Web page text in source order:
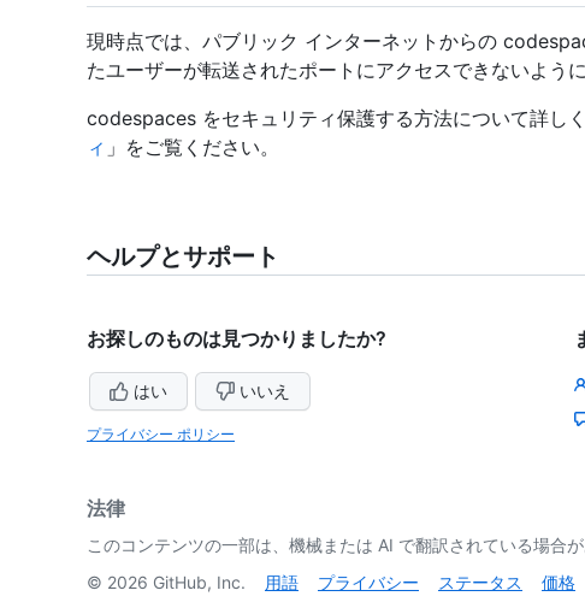
現時点では、パブリック インターネットからの
たユーザーが転送されたポートにアクセスできないよう
codespaces をセキュリティ保護する方法について詳し
ィ 」をご覧ください。
ヘルプとサポート
お探しのものは見つかりましたか?
はい いいえ
プライバシー ポリシー
法律
このコンテンツの一部は、機械または AI で翻訳されている場合が
© 2026 GitHub, Inc. 用語 プライバシー ステータス 価格